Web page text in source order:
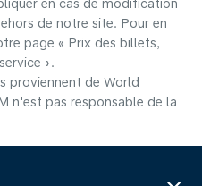
en cas de modification
de notre site. Pour en
page « Prix des billets,
».
proviennent de World
n'est pas responsable de la